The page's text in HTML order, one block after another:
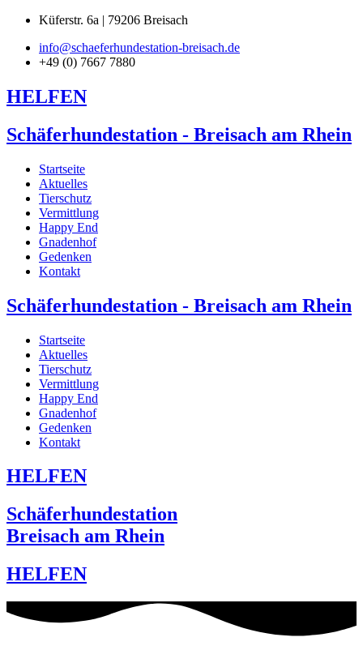
Küferstr. 6a | 79206 Breisach
info@schaeferhundestation-breisach.de
+49 (0) 7667 7880
HELFEN
Schäferhundestation - Breisach am Rhein
Startseite
Aktuelles
Tierschutz
Vermittlung
Happy End
Gnadenhof
Gedenken
Kontakt
Schäferhundestation - Breisach am Rhein
Startseite
Aktuelles
Tierschutz
Vermittlung
Happy End
Gnadenhof
Gedenken
Kontakt
HELFEN
Schäferhundestation
Breisach am Rhein
HELFEN